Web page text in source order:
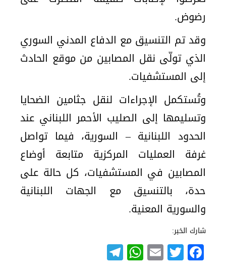
رضوض.
وقد تم التنسيق مع الدفاع المدني السوري
الذي تولّى نقل المصابين من موقع الحادث
إلى المستشفيات.
وتُستكمل الإجراءات لنقل جثامين الضحايا
وتسليمها إلى الصليب الأحمر اللبناني عند
الحدود اللبنانية – السورية، فيما تواصل
غرفة العمليات المركزية متابعة أوضاع
المصابين في المستشفيات، كل حالة على
حدة، بالتنسيق مع الجهات اللبنانية
والسورية المعنية.
شارك الخبر:
Facebook
Twitter
Email
WhatsApp